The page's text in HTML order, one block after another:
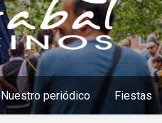
Nuestro periódico Fiestas